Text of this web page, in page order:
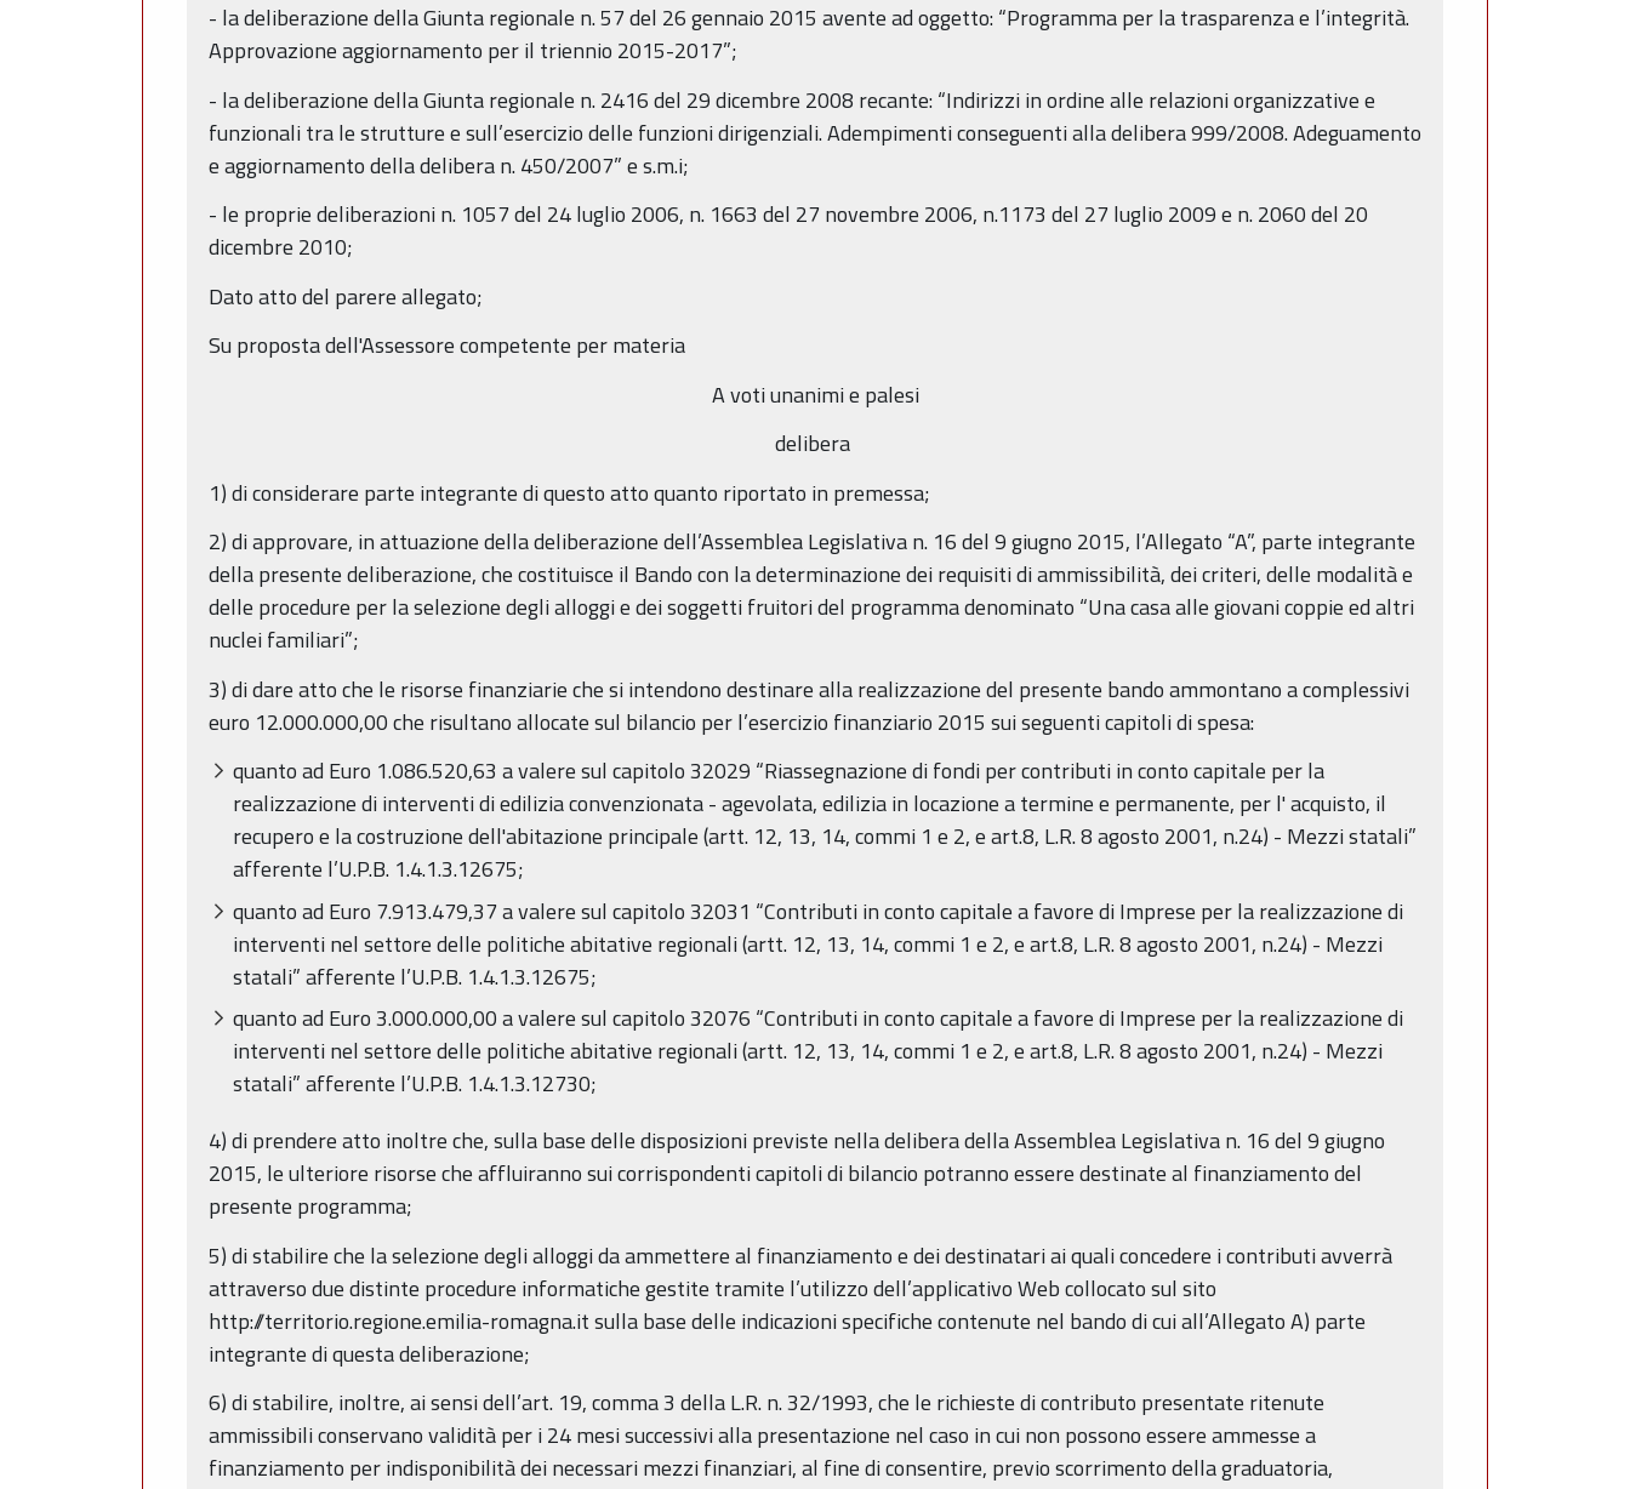
- la deliberazione della Giunta regionale n. 57 del 26 gennaio 2015 avente ad oggetto: “Programma per la trasparenza e l’integrità.
Approvazione aggiornamento per il triennio 2015-2017”;
- la deliberazione della Giunta regionale n. 2416 del 29 dicembre 2008 recante: “Indirizzi in ordine alle relazioni organizzative e
funzionali tra le strutture e sull’esercizio delle funzioni dirigenziali. Adempimenti conseguenti alla delibera 999/2008. Adeguamento
e aggiornamento della delibera n. 450/2007” e s.m.i;
- le proprie deliberazioni n. 1057 del 24 luglio 2006, n. 1663 del 27 novembre 2006, n.1173 del 27 luglio 2009 e n. 2060 del 20
dicembre 2010;
Dato atto del parere allegato;
Su proposta dell'Assessore competente per materia
A voti unanimi e palesi
delibera
1) di considerare parte integrante di questo atto quanto riportato in premessa;
2) di approvare, in attuazione della deliberazione dell’Assemblea Legislativa n. 16 del 9 giugno 2015, l’Allegato “A”, parte integrante
della presente deliberazione, che costituisce il Bando con la determinazione dei requisiti di ammissibilità, dei criteri, delle modalità e
delle procedure per la selezione degli alloggi e dei soggetti fruitori del programma denominato “Una casa alle giovani coppie ed altri
nuclei familiari”;
3) di dare atto che le risorse finanziarie che si intendono destinare alla realizzazione del presente bando ammontano a complessivi
euro 12.000.000,00 che risultano allocate sul bilancio per l’esercizio finanziario 2015 sui seguenti capitoli di spesa:
quanto ad Euro 1.086.520,63 a valere sul capitolo 32029 “Riassegnazione di fondi per contributi in conto capitale per la
realizzazione di interventi di edilizia convenzionata - agevolata, edilizia in locazione a termine e permanente, per l' acquisto, il
recupero e la costruzione dell'abitazione principale (artt. 12, 13, 14, commi 1 e 2, e art.8, L.R. 8 agosto 2001, n.24) - Mezzi statali”
afferente l’U.P.B. 1.4.1.3.12675;
quanto ad Euro 7.913.479,37 a valere sul capitolo 32031 “Contributi in conto capitale a favore di Imprese per la realizzazione di
interventi nel settore delle politiche abitative regionali (artt. 12, 13, 14, commi 1 e 2, e art.8, L.R. 8 agosto 2001, n.24) - Mezzi
statali” afferente l’U.P.B. 1.4.1.3.12675;
quanto ad Euro 3.000.000,00 a valere sul capitolo 32076 “Contributi in conto capitale a favore di Imprese per la realizzazione di
interventi nel settore delle politiche abitative regionali (artt. 12, 13, 14, commi 1 e 2, e art.8, L.R. 8 agosto 2001, n.24) - Mezzi
statali” afferente l’U.P.B. 1.4.1.3.12730;
4) di prendere atto inoltre che, sulla base delle disposizioni previste nella delibera della Assemblea Legislativa n. 16 del 9 giugno
2015, le ulteriore risorse che affluiranno sui corrispondenti capitoli di bilancio potranno essere destinate al finanziamento del
presente programma;
5) di stabilire che la selezione degli alloggi da ammettere al finanziamento e dei destinatari ai quali concedere i contributi avverrà
attraverso due distinte procedure informatiche gestite tramite l’utilizzo dell’applicativo Web collocato sul sito
http://territorio.regione.emilia-romagna.it sulla base delle indicazioni specifiche contenute nel bando di cui all’Allegato A) parte
integrante di questa deliberazione;
6) di stabilire, inoltre, ai sensi dell’art. 19, comma 3 della L.R. n. 32/1993, che le richieste di contributo presentate ritenute
ammissibili conservano validità per i 24 mesi successivi alla presentazione nel caso in cui non possono essere ammesse a
finanziamento per indisponibilità dei necessari mezzi finanziari, al fine di consentire, previo scorrimento della graduatoria,